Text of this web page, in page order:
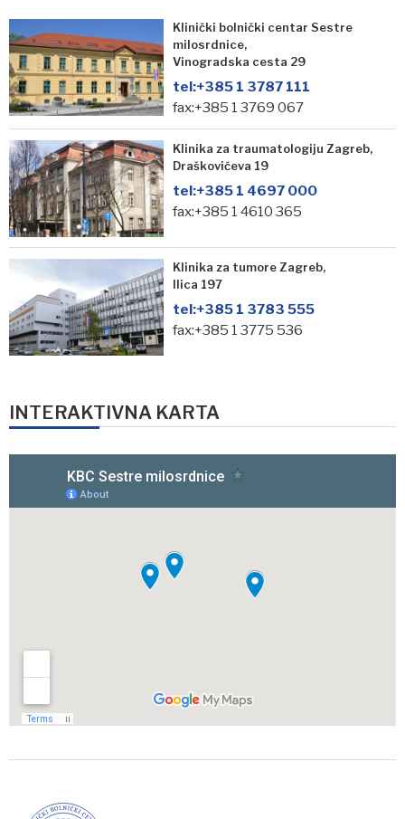
Klinički bolnički centar Sestre
milosrdnice,
Vinogradska cesta 29
tel:+385 1 3787 111
fax:+385 1 3769 067
Klinika za traumatologiju Zagreb,
Draškovićeva 19
tel:+385 1 4697 000
fax:+385 1 4610 365
Klinika za tumore Zagreb,
Ilica 197
tel:+385 1 3783 555
fax:+385 1 3775 536
INTERAKTIVNA KARTA